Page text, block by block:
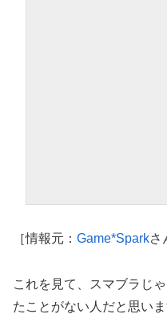
［情報元： Game*Sparkさ
これを見て、スマブラじ
たことがない人だと思いま